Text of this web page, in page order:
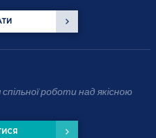
роботи над якісною